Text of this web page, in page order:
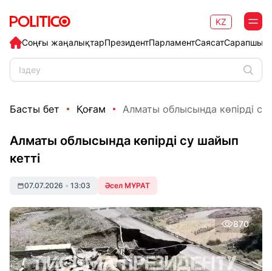
Соңғы жаңалықтарПрезидентПарламентСаясат
KZ
Басты бет Қоғам Алматы облысында көпірді су
Алматы облысында көпірді су шайып
кетті
07.07.2026 • 13:03 Әсел МҰРАТ
870